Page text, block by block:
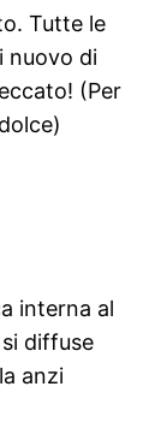
Tutte le
nuovo di
(Per
interna al
diffuse
anzi